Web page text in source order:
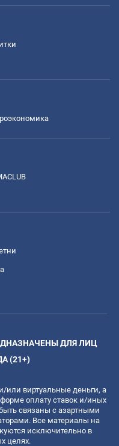
ДЛЯ ЛИЦ
(21+)
или виртуальные деньги, а
оплату ставок и/иных
связаны с азартными
Все материалы на
исключительно в
целях.